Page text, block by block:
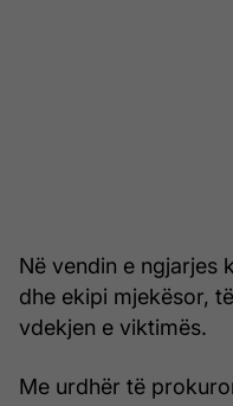
Në vendin e ngjarjes
dhe ekipi mjekësor,
vdekjen e viktimës.
Me urdhër të